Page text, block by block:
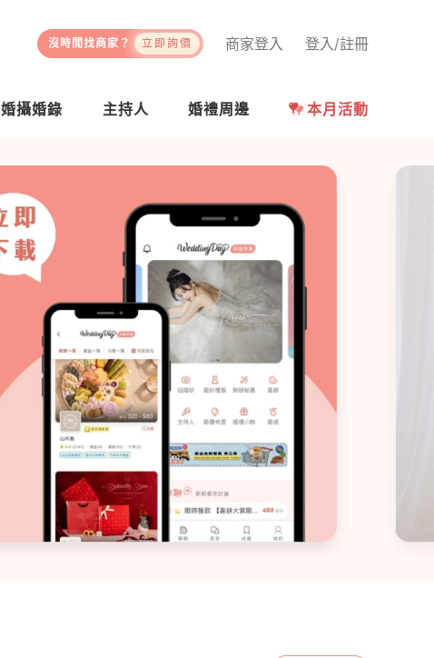
登入/註冊
商家登入
沒時間找商家？ 立即詢價
婚攝婚錄 主持人 婚禮周邊 本月活動